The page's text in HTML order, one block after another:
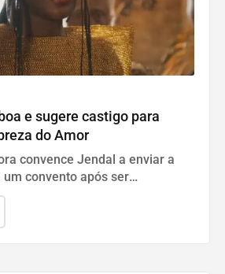
e sugere castigo para
do Amor
convence Jendal a enviar a
convento após ser
princesa na trama das seis